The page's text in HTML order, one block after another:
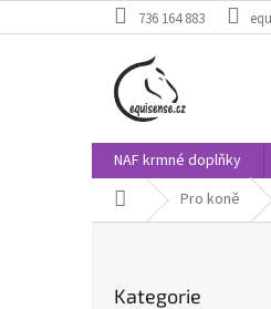
na
736 164 883
NAF krmné doplňky
Domů Pro koně
kategorie
Kategorie